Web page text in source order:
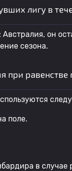
лигу в
он
сезона.
при равенстве
поле.
в случае